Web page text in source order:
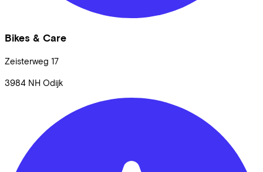
Bikes & Care
Zeisterweg 17
3984 NH Odijk